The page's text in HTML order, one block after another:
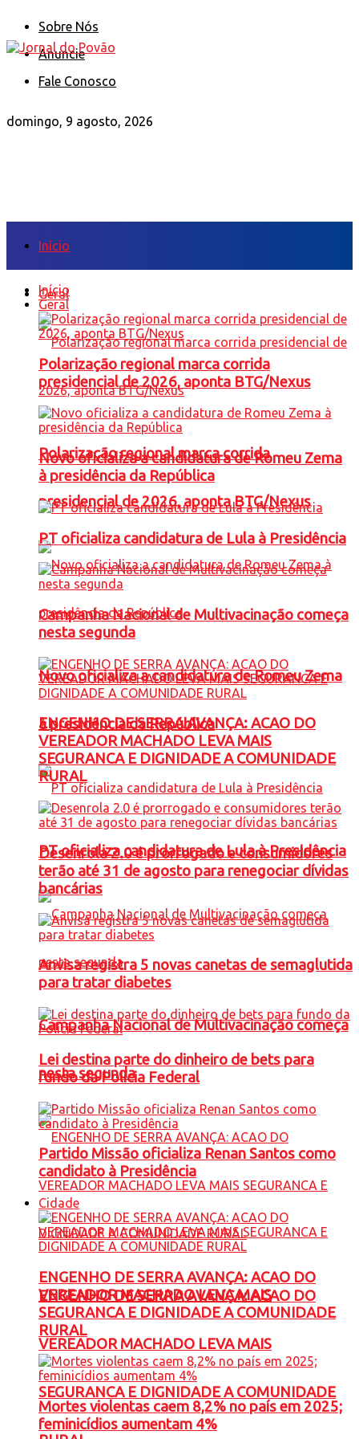
Sobre Nós
Anuncie
Fale Conosco
domingo, 9 agosto, 2026
Início
Geral
Polarização regional marca corrida
presidencial de 2026, aponta BTG/Nexus
Novo oficializa a candidatura de Romeu Zema
à presidência da República
PT oficializa candidatura de Lula à Presidência
Campanha Nacional de Multivacinação começa
nesta segunda
ENGENHO DE SERRA AVANÇA: ACAO DO
VEREADOR MACHADO LEVA MAIS
SEGURANCA E DIGNIDADE A COMUNIDADE
Início
Geral
Polarização regional marca corrida
presidencial de 2026, aponta BTG/Nexus
Novo oficializa a candidatura de Romeu Zema
à presidência da República
PT oficializa candidatura de Lula à Presidência
Campanha Nacional de Multivacinação começa
nesta segunda
ENGENHO DE SERRA AVANÇA: ACAO DO
VEREADOR MACHADO LEVA MAIS
SEGURANCA E DIGNIDADE A COMUNIDADE
RURAL
Desenrola 2.0 é prorrogado e consumidores
terão até 31 de agosto para renegociar dívidas
bancárias
Anvisa registra 5 novas canetas de semaglutida
para tratar diabetes
Lei destina parte do dinheiro de bets para
fundo da Polícia Federal
Partido Missão oficializa Renan Santos como
candidato à Presidência
Cidade
ENGENHO DE SERRA AVANÇA: ACAO DO
VEREADOR MACHADO LEVA MAIS
SEGURANCA E DIGNIDADE A COMUNIDADE
RURAL
Mortes violentas caem 8,2% no país em 2025;
feminicídios aumentam 4%